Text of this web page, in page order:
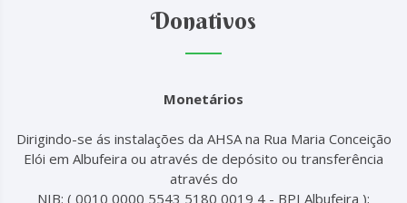
Donativos
Monetários
Dirigindo-se ás instalações da AHSA na Rua Maria Conceição
Elói em Albufeira ou através de depósito ou transferência
através do
NIB: ( 0010 0000 5543 5180 0019 4 - BPI Albufeira );